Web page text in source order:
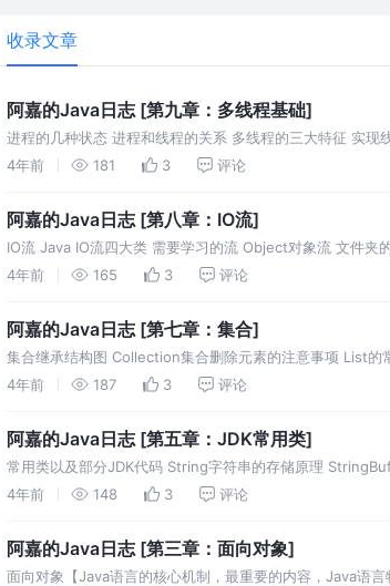
收录文章
阿嘉的Java日志 [第九章：多线程基础]
进程的几种状态 进程和线程的关系 多线程的三大特征 实现
4年前
181 3 评论
阿嘉的Java日志 [第八章：IO流]
IO流 Java IO流四大类 需要学习的流 Object对象流 文件
4年前
165 3 评论
阿嘉的Java日志 [第七章：集合]
集合继承结构图 Collection集合删除元素的注意事项 List
4年前
187 3 评论
阿嘉的Java日志 [第五章：JDK常用类]
常用类以及部分JDK代码 String字符串的存储原理
4年前
148 3 评论
阿嘉的Java日志 [第三章：面向对象]
面向对象【Java语言的核心机制，最重要的内容，Java语